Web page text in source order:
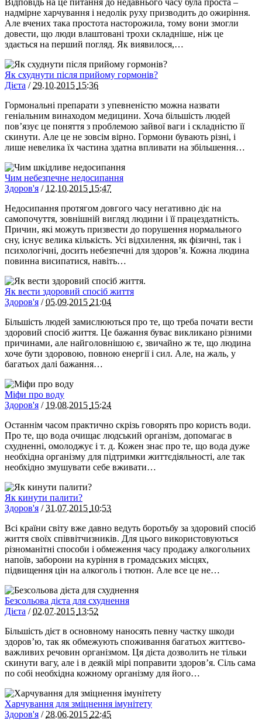
надмірне харчування і недолік руху призводить до ожиріння.
Але вчених така простота насторожила, тому вони змогли
довести, що люди влаштовані трохи складніше, ніж це
здається на перший погляд. Як виявилося,…
Як схуднути після прийому гормонів?
Дієта / 29.10.2015 15:36
Гормональні препарати з упевненістю можна назвати
геніальним винаходом медицини. Хоча більшість людей
пов’язує це поняття з проблемою зайвої ваги і складністю її
скинути. Але це не зовсім вірно. Гормони бувають різні, і
лише невелика їх частина здатна впливати на збільшення…
Чим небезпечне недосипання
Здоров'я / 12.10.2015 15:47
Недосипання протягом довгого часу негативно діє на
самопочуття, зовнішній вигляд людини і її працездатність.
Причин, які можуть призвести до порушення нормального
сну, існує велика кількість. Усі відхилення, як фізичні, так і
психологічні, досить небезпечні для здоров’я. Кожна людина
повинна висипатися, навіть…
Як вести здоровий спосіб життя
Здоров'я /05.09.2015 21:04
Більшість людей замислюються про те, що треба почати вести
здоровий спосіб життя. Це бажання буває викликано різними
причинами, але найголовнішою є, звичайно ж те, що людина
хоче бути здоровою, повною енергії і сил. Але, на жаль, у
багатьох далі бажання…
Міфи про воду
Здоров'я / 19.08.2015 15:24
Останнім часом практично скрізь говорять про користь води.
Про те, що вода очищає людський організм, допомагає в
схудненні, омолоджує і т. д. Кожен знає про те, що вода дуже
необхідна організму для підтримки життєдіяльності, але так
необхідно змушувати себе вживати…
Як кинути палити?
Здоров'я /31.07.2015 10:53
Всі країни світу вже давно ведуть боротьбу за здоровий спосіб
життя своїх співвітчизників. Для цього використовуються
різноманітні способи і обмеження часу продажу алкогольних
напоїв, заборони на куріння в громадських місцях,
підвищення цін на алкоголь і тютюн. Але все це не…
Безсольова дієта для схуднення
Дієта /02.07.2015 13:52
Більшість дієт в основному наносять певну частку шкоди
здоров’ю, так як обмежують споживання багатьох життєво-
важливих речовин організмом. Ця дієта дозволить не тільки
скинути вагу, але і в деякій мірі поправити здоров’я. Сіль сама
по собі необхідна кожному організму для його…
Харчування для зміцнення імунітету
Здоров'я / 28.06.2015 22:45